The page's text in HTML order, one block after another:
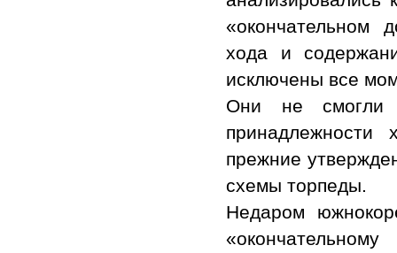
«окончательном
хода и
исключены все
Они не смогли
прежние
схемы торпеды.
Недаром